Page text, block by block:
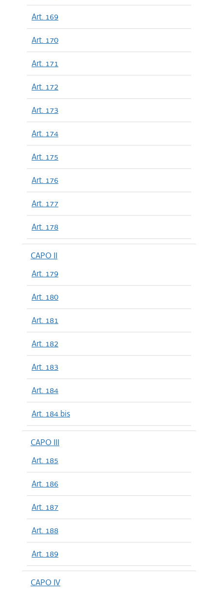
Art. 169
Art. 170
Art. 171
Art. 172
Art. 173
Art. 174
Art. 175
Art. 176
Art. 177
Art. 178
CAPO II
Art. 179
Art. 180
Art. 181
Art. 182
Art. 183
Art. 184
Art. 184 bis
CAPO III
Art. 185
Art. 186
Art. 187
Art. 188
Art. 189
CAPO IV